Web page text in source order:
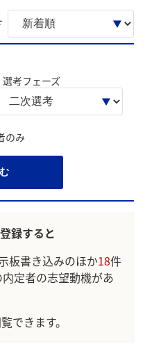
選考フェーズ
のみ
録すると
板書き込みのほか18件
定者の志望動機があ
できます。